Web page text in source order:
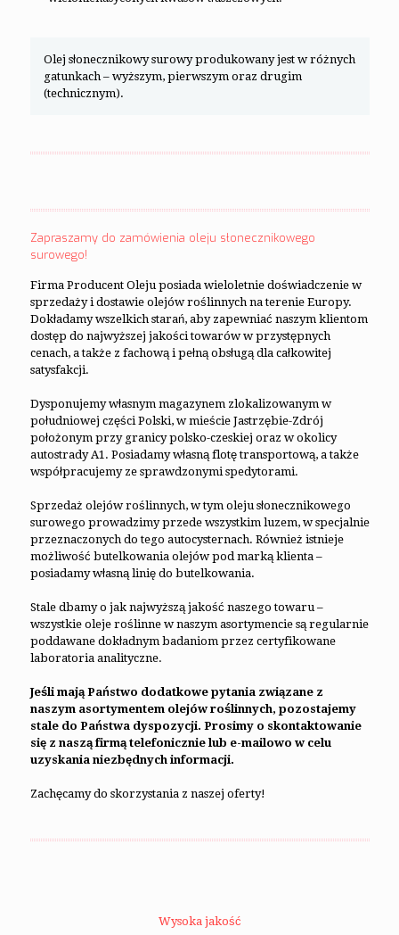
Olej słonecznikowy surowy produkowany jest w różnych
gatunkach – wyższym, pierwszym oraz drugim
(technicznym).
Zapraszamy do zamówienia oleju słonecznikowego
surowego!
Firma Producent Oleju posiada wieloletnie doświadczenie w
sprzedaży i dostawie olejów roślinnych na terenie Europy.
Dokładamy wszelkich starań, aby zapewniać naszym klientom
dostęp do najwyższej jakości towarów w przystępnych
cenach, a także z fachową i pełną obsługą dla całkowitej
satysfakcji.
Dysponujemy własnym magazynem zlokalizowanym w
południowej części Polski, w mieście Jastrzębie-Zdrój
położonym przy granicy polsko-czeskiej oraz w okolicy
autostrady A1. Posiadamy własną flotę transportową, a także
współpracujemy ze sprawdzonymi spedytorami.
Sprzedaż olejów roślinnych, w tym oleju słonecznikowego
surowego prowadzimy przede wszystkim luzem, w specjalnie
przeznaczonych do tego autocysternach. Również istnieje
możliwość butelkowania olejów pod marką klienta –
posiadamy własną linię do butelkowania.
Stale dbamy o jak najwyższą jakość naszego towaru –
wszystkie oleje roślinne w naszym asortymencie są regularnie
poddawane dokładnym badaniom przez certyfikowane
laboratoria analityczne.
Jeśli mają Państwo dodatkowe pytania związane z
naszym asortymentem olejów roślinnych, pozostajemy
stale do Państwa dyspozycji. Prosimy o skontaktowanie
się z naszą firmą telefonicznie lub e-mailowo w celu
uzyskania niezbędnych informacji.
Zachęcamy do skorzystania z naszej oferty!
Wysoka jakość